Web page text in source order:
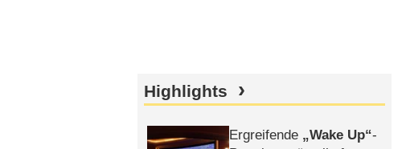
Highlights
Ergreifende Wake Up -